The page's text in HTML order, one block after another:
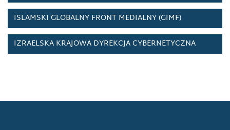
ISLAMSKI GLOBALNY FRONT MEDIALNY (GIMF)
IZRAELSKA KRAJOWA DYREKCJA CYBERNETYCZNA